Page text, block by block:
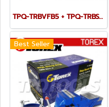
TPQ-TRBVFB5 + TPQ-TRBSWV5 ชุดปากกาจับชิ้นงาน 125 มม. (5") พร้อมฐานหมุน
Best Seller